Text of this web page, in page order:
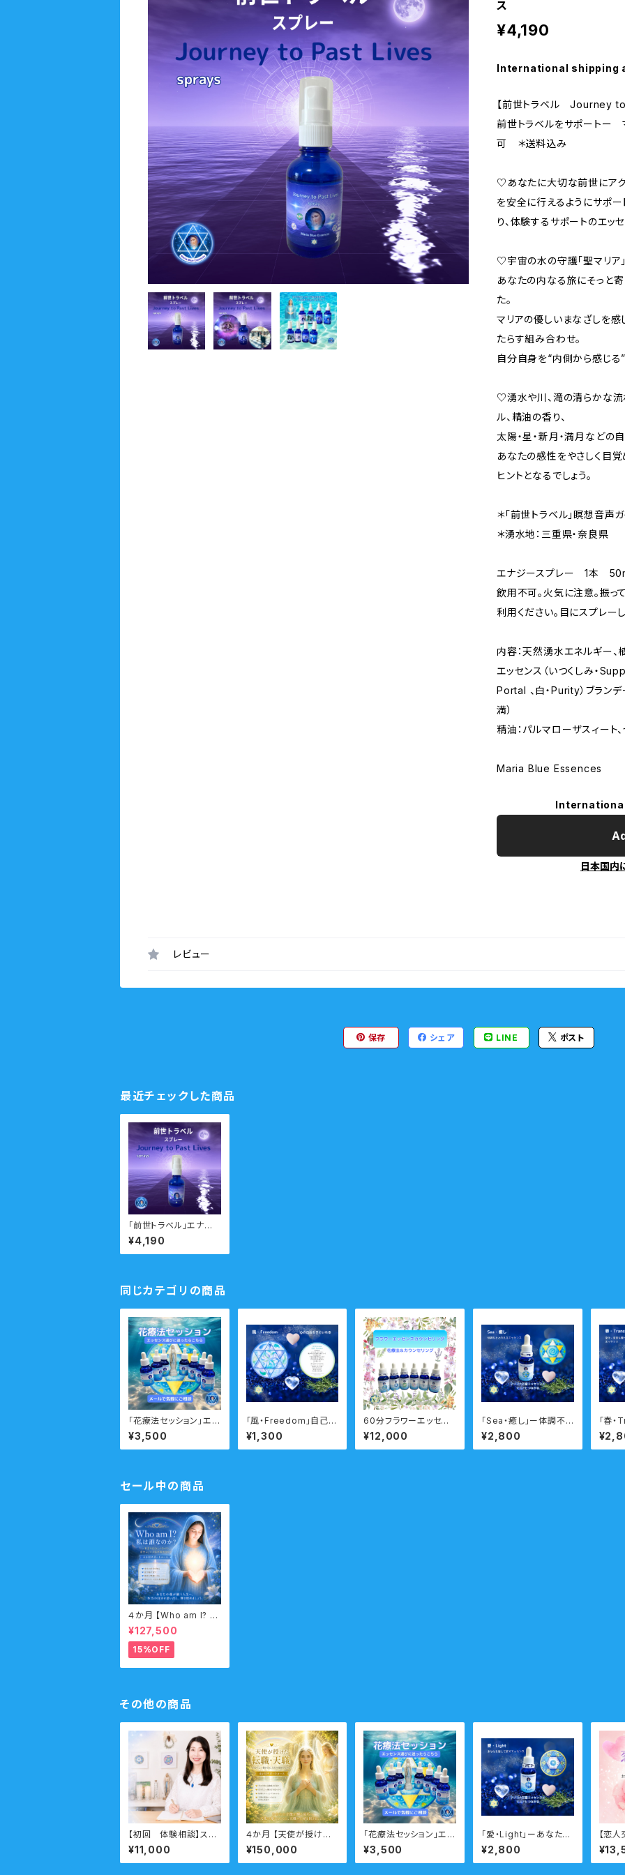
ス
¥4,190
International shipping
【前世トラベル Journey
前世トラベルをサポートー
可 ＊送料込み
♡あなたに大切な前世にアク
を安全に行えるようにサポ
り、体験するサポートのエッセ
♡宇宙の水の守護「聖マリア
あなたの内なる旅にそっと
た。
マリアの優しいまなざしを感
たらす組み合わせ。
自分自身を“内側から感じる
♡湧水や川、滝の清らかな流
ル、精油の香り、
太陽・星・新月・満月などの
あなたの感性をやさしく目
ヒントとなるでしょう。
＊「前世トラベル」瞑想音声
＊湧水地：三重県・奈良県
エナジースプレー 1本
飲用不可。火気に注意。振っ
利用ください。目にスプレー
内容：天然湧水エネルギー、
エッセンス（いつくしみ・
Portal 、白・Purity）ブランデ
満）
精油：パルマローザスィート
Maria Blue Essences
日本国内
レビュー
保存 シェア LINE ポスト
最近チェックした商品
「前世トラベル」エナジ
ースプレー ー前世ト
ラベルをサポートー
瞑想音声ガイド付き
¥4,190
同じカテゴリの商品
「花療法セッション」エッ
センス選びに迷ったらこ
ちらのメニュー メール
¥3,500
「風・Freedom」自己制
限から自由になるマリ
アシンボルカード 瞑
想音声ガイド付き
¥1,300
60分フラワーエッセン
スカウンセリング 対
面・オンライン フラワ
ーエッセンス付
¥12,000
「Sea・癒し」ー体調不
調・身体と心のバランス
を調えるー 瞑想音声
ガイド付き マリアウォ
¥2,800
「春
n」ー
転機
グを
セール中の商品
４か月 【Who am I? 私
は誰なのか？】サポート
コース なんのために生
まれてきたのか？人生
の目的・使命・生きがい
サポートコース （人生の
¥127,500
15%OFF
その他の商品
【初回 体験相談】スピ
リチュアル相談 ビジ
ネス向け
¥11,000
４か月 【天使が授けた
転職・天職】サポートコ
ース （転職・天職・仕事・
働き方・職場の人間関
¥150,000
「花療法セッション」エッ
センス選びに迷ったらこ
ちらのメニュー メール
¥3,500
「愛・Light」ーあなたを
愛して許して自己愛を
高めるエッセンスー
瞑想音声ガイド付き
¥2,800
【恋
アル
ラス